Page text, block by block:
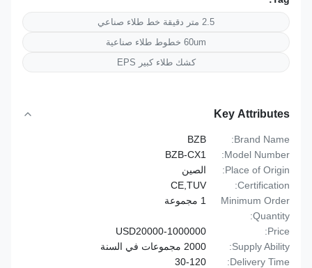
كشك طلاء كبير EPS
Key Attributes
Brand Name:
Model Number:
BZB-CX1
Place of Origin:
الصين
Certification:
CE,TUV
Minimum Order
Quantity:
1 مجموعة
USD20000-1000000
Supply Ability:
Delivery Time:
30-120